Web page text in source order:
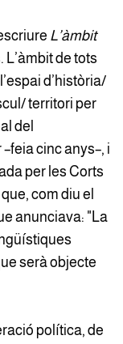
L’àmbit
L’àmbit de tots
d’història/
territori per
del
cinc anys–, i
per les Corts
com diu el
anunciava: "La
serà objecte
política, de